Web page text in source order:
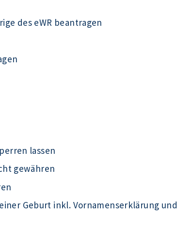
des eWR beantragen
lassen
gewähren
Geburt inkl. Vornamenserklärung und